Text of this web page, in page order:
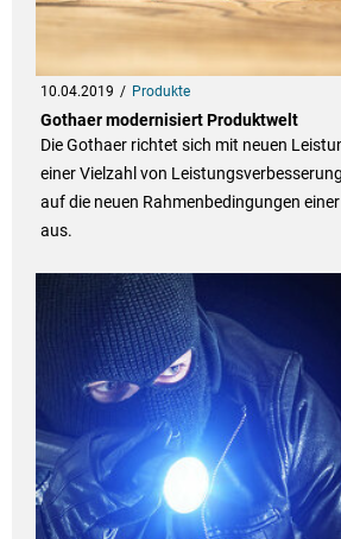
10.04.2019 Produkte
Gothaer modernisiert Produktwelt
Die Gothaer richtet sich mit neuen
einer Vielzahl von
auf die neuen Rahmenbedingungen
aus.